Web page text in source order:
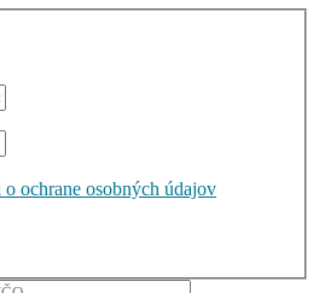
o ochrane osobných údajov